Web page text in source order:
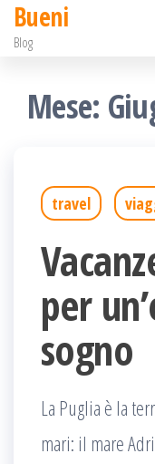
SaltaBueni
Blog
Mese:
travel
per
sogno
La Puglia è la
mari: il mare